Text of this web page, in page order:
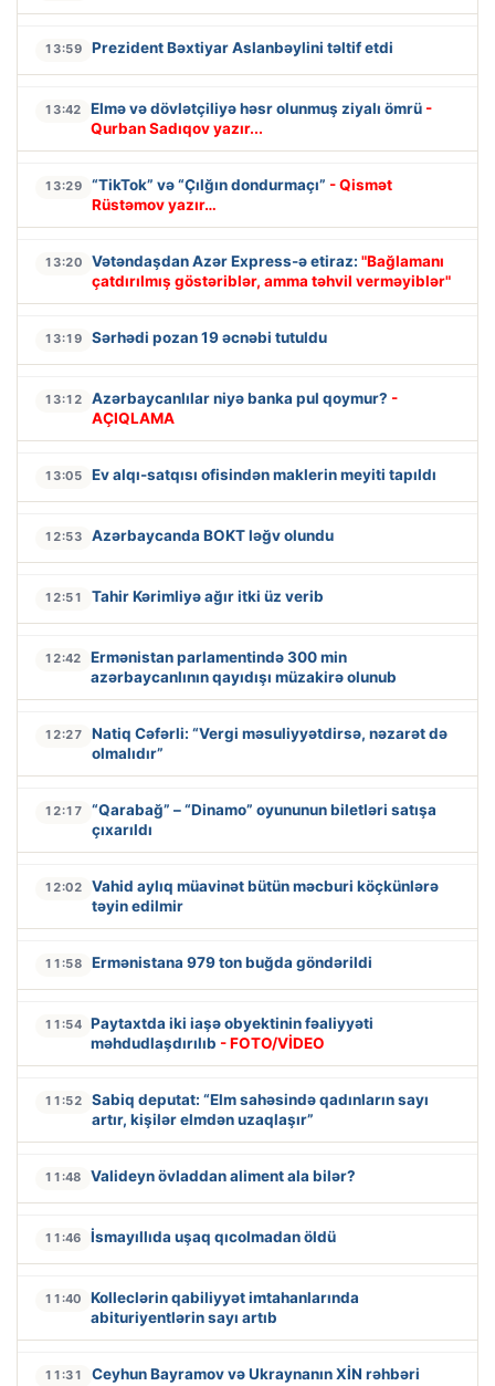
13:59 Prezident Bəxtiyar Aslanbəylini təltif etdi
13:42 Elmə və dövlətçiliyə həsr olunmuş ziyalı ömrü -
Qurban Sadıqov yazır...
13:29 “TikTok” və “Çılğın dondurmaçı” - Qismət
Rüstəmov yazır…
13:20 Vətəndaşdan Azər Express-ə etiraz: "Bağlamanı
çatdırılmış göstəriblər, amma təhvil verməyiblər"
13:19 Sərhədi pozan 19 əcnəbi tutuldu
13:12 Azərbaycanlılar niyə banka pul qoymur? -
AÇIQLAMA
13:05 Ev alqı-satqısı ofisindən maklerin meyiti tapıldı
12:53 Azərbaycanda BOKT ləğv olundu
12:51 Tahir Kərimliyə ağır itki üz verib
12:42
Ermənistan parlamentində 300 min
azərbaycanlının qayıdışı müzakirə olunub
12:27
Natiq Cəfərli: “Vergi məsuliyyətdirsə, nəzarət də
olmalıdır”
12:17
“Qarabağ” – “Dinamo” oyununun biletləri satışa
çıxarıldı
12:02
Vahid aylıq müavinət bütün məcburi köçkünlərə
təyin edilmir
11:58 Ermənistana 979 ton buğda göndərildi
11:54 Paytaxtda iki iaşə obyektinin fəaliyyəti
məhdudlaşdırılıb - FOTO/VİDEO
11:52
Sabiq deputat: “Elm sahəsində qadınların sayı
artır, kişilər elmdən uzaqlaşır”
11:48 Valideyn övladdan aliment ala bilər?
11:46 İsmayıllıda uşaq qıcolmadan öldü
11:40
Kolleclərin qabiliyyət imtahanlarında
abituriyentlərin sayı artıb
11:31
Ceyhun Bayramov və Ukraynanın XİN rəhbəri